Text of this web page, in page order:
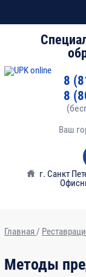
8
8
Ваш
г. Санкт
Главная /
Методы
модуля